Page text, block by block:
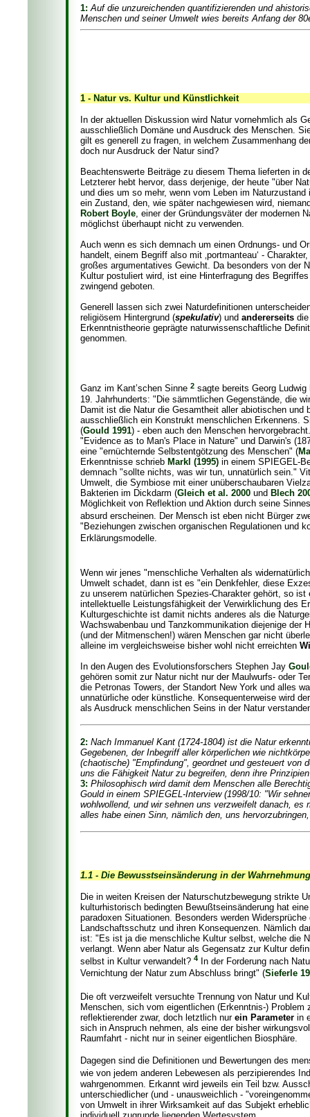
1: Auf die unzureichenden quantifizierenden und
Menschen und seiner Umwelt wies bereits Anfang der
1 - Natur vs. Kultur und Künstlichkeit
In der aktuellen Diskussion wird Natur vornehmlich als
ausschließlich Domäne und Ausdruck des Menschen.
gilt es generell zu fragen, in welchem Zusammenhang
doch nur Ausdruck der Natur sind?
Beachtenswerte Beiträge zu diesem Thema lieferten in
Letzterer hebt hervor, dass derjenige, der heute "über
und dies um so mehr, wenn vom Leben im
ein Zustand, den, wie später nachgewiesen wird,
Robert Boyle, einer der Gründungsväter der modernen
möglichst überhaupt nicht zu verwenden.
Auch wenn es sich demnach um einen Ordnungs- und
handelt‚ einem Begriff also mit ‚portmanteau‘ -
großes argumentatives Gewicht. Da besonders von der
Kultur postuliert wird, ist eine Hinterfragung des
zwingend geboten.
Generell lassen sich zwei Naturdefinitionen
religiösem Hintergrund (spekulativ) und andererseits
Erkenntnistheorie geprägte naturwissenschaftliche
genommen.
Ganz im Kant’schen Sinne 2 sagte bereits Georg Ludwig
19. Jahrhunderts: "Die sämmtlichen Gegenstände, die
Damit ist die Natur die Gesamtheit aller abiotischen
ausschließlich ein Konstrukt menschlichen Erkennens.
(Gould 1991) - eben auch den Menschen
"Evidence as to Man's Place in Nature" und Darwin's
eine "ernüchternde Selbstentgötzung des Menschen" (
Erkenntnisse schrieb Markl (1995) in einem SPIEGEL-
demnach "sollte nichts, was wir tun, unnatürlich sein."
Umwelt, die Symbiose mit einer unüberschaubaren
Bakterien im Dickdarm (Gleich et al. 2000 und Blech
Möglichkeit von Reflektion und Aktion durch seine
absurd erscheinen. Der Mensch ist eben nicht Bürger
"Beziehungen zwischen organischen Regulationen und
Erklärungsmodelle.
Wenn wir jenes "menschliche Verhalten als
Umwelt schadet, dann ist es "ein Denkfehler, diese
zu unserem natürlichen Spezies-Charakter gehört, so
intellektuelle Leistungsfähigkeit der Verwirklichung des
Kulturgeschichte ist damit nichts anderes als die
Wachswabenbau und Tanzkommunikation diejenige
(und der Mitmenschen!) wären Menschen gar nicht
alleine im vergleichsweise bisher wohl nicht erreichten
In den Augen des Evolutionsforschers Stephen Jay
gehören somit zur Natur nicht nur der Maulwurfs- oder
die Petronas Towers, der Standort New York und alles
unnatürliche oder künstliche. Konsequenterweise wird
als Ausdruck menschlichen Seins in der Natur
2: Nach Immanuel Kant (1724-1804) ist die Natur
Gegebenen, der Inbegriff aller körperlichen wie
(chaotische) "Empfindung", geordnet und gesteuert von
uns die Fähigkeit Natur zu begreifen, denn ihre
3: Philosophisch wird damit dem Menschen alle
Gould in einem SPIEGEL-Interview (1998/10: "Wir
wohlwollend, und wir sehnen uns verzweifelt danach,
alles habe einen Sinn, nämlich den, uns
1.1 - Die Bewusstseinsänderung in der
Die in weiten Kreisen der Naturschutzbewegung strikte
kulturhistorisch bedingten Bewußtseinsänderung hat
paradoxen Situationen. Besonders werden
Landschaftsschutz und ihren Konsequenzen. Nämlich
ist: "Es ist ja die menschliche Kultur selbst, welche die
verlangt. Wenn aber Natur als Gegensatz zur Kultur
selbst in Kultur verwandelt? 4
In der Forderung nach
Vernichtung der Natur zum Abschluss bringt" (Sieferle
Die oft verzweifelt versuchte Trennung von Natur und
Menschen, sich vom eigentlichen (Erkenntnis-)
reflektierender zwar, doch letztlich nur ein Parameter in
sich in Anspruch nehmen, als eine der bisher
Raumfahrt - nicht nur in seiner eigentlichen Biosphäre.
Dagegen sind die Definitionen und Bewertungen des
wie von jedem anderen Lebewesen als perzipierendes
wahrgenommen. Erkannt wird jeweils ein Teil bzw.
unterschiedlicher (und - unausweichlich -
von Umwelt in ihrer Wirksamkeit auf das Subjekt